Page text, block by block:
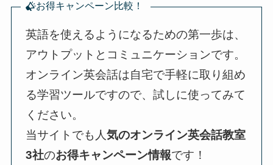
お得キャンペーン比較！
英語を使えるようになるための第一歩は、
アウトプットとコミュニケーションです。
オンライン英会話は自宅で手軽に取り組め
る学習ツールですので、試しに使ってみて
ください。
当サイトでも人気のオンライン英会話教室
3社のお得キャンペーン情報です！